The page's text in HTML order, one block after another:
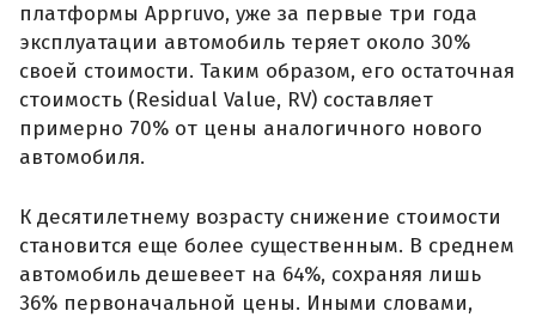
платформы Appruvo, уже за первые три года
эксплуатации автомобиль теряет около 30%
своей стоимости. Таким образом, его остаточная
стоимость (Residual Value, RV) составляет
примерно 70% от цены аналогичного нового
автомобиля.
К десятилетнему возрасту снижение стоимости
становится еще более существенным. В среднем
автомобиль дешевеет на 64%, сохраняя лишь
36% первоначальной цены. Иными словами,